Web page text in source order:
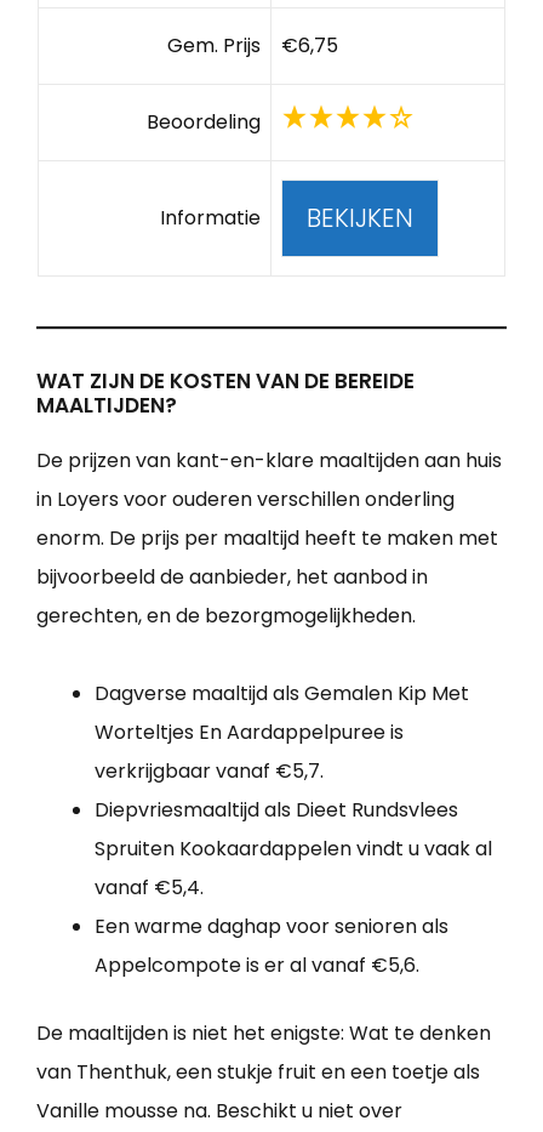
Gem. Prijs €6,75
Beoordeling
Informatie BEKIJKEN
WAT ZIJN DE KOSTEN VAN DE BEREIDE
MAALTIJDEN?
De prijzen van kant-en-klare maaltijden aan huis
in Loyers voor ouderen verschillen onderling
enorm. De prijs per maaltijd heeft te maken met
bijvoorbeeld de aanbieder, het aanbod in
gerechten, en de bezorgmogelijkheden.
Dagverse maaltijd als Gemalen Kip Met
Worteltjes En Aardappelpuree is
verkrijgbaar vanaf €5,7.
Diepvriesmaaltijd als Dieet Rundsvlees
Spruiten Kookaardappelen vindt u vaak al
vanaf €5,4.
Een warme daghap voor senioren als
Appelcompote is er al vanaf €5,6.
De maaltijden is niet het enigste: Wat te denken
van Thenthuk, een stukje fruit en een toetje als
Vanille mousse na. Beschikt u niet over